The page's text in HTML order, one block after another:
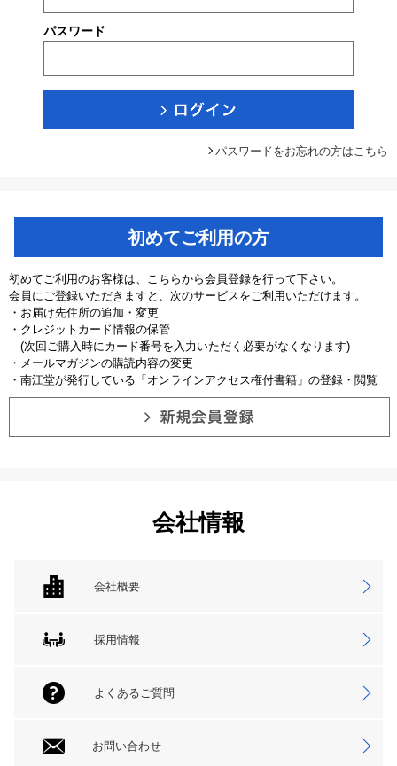
パスワード
パスワードをお忘れの方はこちら
初めてご利用の方
初めてご利用のお客様は、こちらから会員登録を行って下さい。
会員にご登録いただきますと、次のサービスをご利用いただけます。
・お届け先住所の追加・変更
・クレジットカード情報の保管
(次回ご購入時にカード番号を入力いただく必要がなくなります)
・メールマガジンの購読内容の変更
・南江堂が発行している「オンラインアクセス権付書籍」の登録・閲覧
会社情報
会社概要
採用情報
よくあるご質問
お問い合わせ